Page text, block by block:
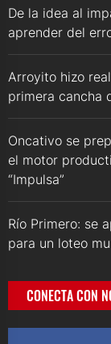
De la idea al
aprender del
Arroyito hizo
primera cancha
Oncativo se
el motor
“Impulsa”
Río Primero: se
para un loteo
CONECTA CON